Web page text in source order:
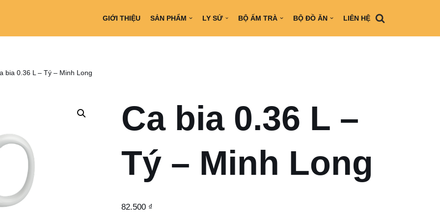
GIỚI THIỆU SẢN PHẨM LY SỨ BỘ ẤM TRÀ BỘ ĐỒ ĂN LIÊN HỆ
bia 0.36 L – Tý – Minh Long
Ca bia 0.36 L –
Tý – Minh Long
82.500 ₫